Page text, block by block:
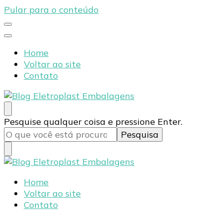
Pular para o conteúdo
Home
Voltar ao site
Contato
Blog Eletroplast Embalagens
Especialistas em Embalagens Plásticas
Procurando
algo?
Pesquise qualquer coisa e pressione Enter.
Blog Eletroplast Embalagens
Especialistas em Embalagens Plásticas
Home
Voltar ao site
Contato